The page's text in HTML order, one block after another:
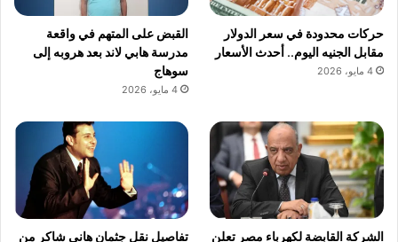
حركات محدودة في سعر الدولار
مقابل الجنيه اليوم.. أحدث الأسعار
4 مايو، 2026
القبض على المتهم في واقعة
مدرسة هابي لاند بعد هروبه إلى
سوهاج
4 مايو، 2026
الشركة القابضة لكهرباء مصر تعلن
تفاصيل نقل جثمان هاني شاكر من